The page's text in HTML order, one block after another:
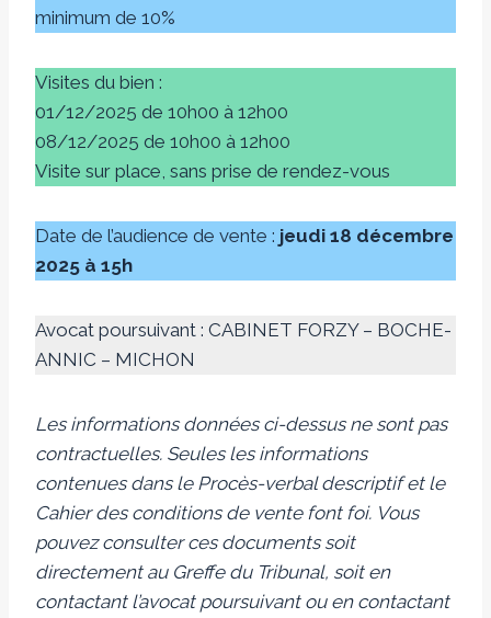
minimum de 10%
Visites du bien :
01/12/2025 de 10h00 à 12h00
08/12/2025 de 10h00 à 12h00
Visite sur place, sans prise de rendez-vous
Date de l’audience de vente : jeudi 18 décembre
2025 à 15h
Avocat poursuivant : CABINET FORZY – BOCHE-
ANNIC – MICHON
Les informations données ci-dessus ne sont pas
contractuelles. Seules les informations
contenues dans le Procès-verbal descriptif et le
Cahier des conditions de vente font foi. Vous
pouvez consulter ces documents soit
directement au Greffe du Tribunal, soit en
contactant l’avocat poursuivant ou en contactant